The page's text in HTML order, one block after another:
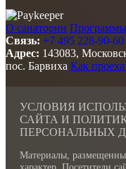
О санатории Программы
Связь: +7 495 228-90-60
Адрес: 143083,
пос. Барвиха Как
УСЛОВИЯ
САЙТА И
ПЕРСОНАЛЬНЫХ
Материалы,